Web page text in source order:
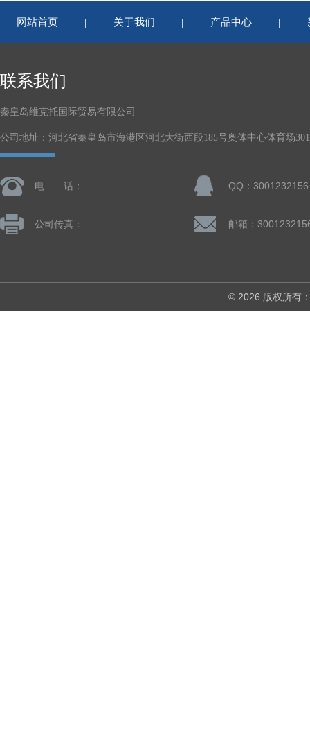
网站首页 | 关于我们 | 产品中心 |
联系我们
秦皇岛维克托国际贸易有限公司
公司地址：河北省秦皇岛市海港区河北大街西段185号奥体中心体育场
电 话： QQ：3001232156
公司传真： 邮箱：
© 2026 版权所有